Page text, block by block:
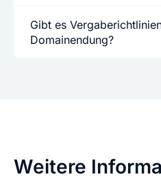
Gibt es
Domainendung?
Weitere